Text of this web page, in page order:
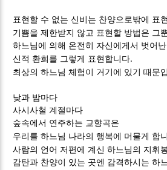
표현할 수 없는 신비는 찬양으로밖에 표
기쁨을 제한받지 않고 표현할 방법은 그
하느님에 의해 온전히 자신에게서 벗어
신적 환희를 그렇게 표현합니다.
최상의 하느님 체험이 거기에 있기 때문
낮과 밤마다
사시사철 계절마다
숲속에서 연주하는 교향곡은
우리를 하느님 나라의 행복에 머물게 합
사람의 언어 저편에 계신 하느님의 지휘
감탄과 찬양이 있는 곳엔 감격하시는 하